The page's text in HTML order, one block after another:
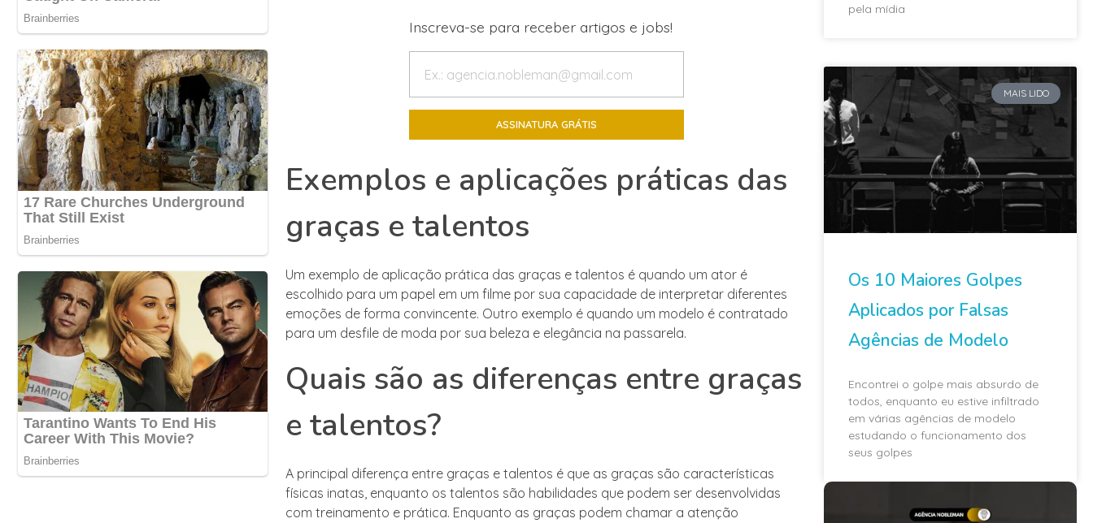
Inscreva-se para receber artigos e jobs!
Exemplos e aplicações práticas das
graças e talentos
Um exemplo de aplicação prática das graças e talentos é quando um ator é
escolhido para um papel em um filme por sua capacidade de interpretar diferentes
emoções de forma convincente. Outro exemplo é quando um modelo é contratado
para um desfile de moda por sua beleza e elegância na passarela.
Quais são as diferenças entre graças
e talentos?
A principal diferença entre graças e talentos é que as graças são características
físicas inatas, enquanto os talentos são habilidades que podem ser desenvolvidas
com treinamento e prática. Enquanto as graças podem chamar a atenção
pela mídia
MAIS LIDO
Os 10 Maiores Golpes
Aplicados por Falsas
Agências de Modelo
Encontrei o golpe mais absurdo de
todos, enquanto eu estive infiltrado
em várias agências de modelo
estudando o funcionamento dos
seus golpes